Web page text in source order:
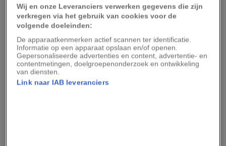
Het uitsterven van de Sympterichthys unipennis
toont aan hoe gevoelig deze familie van vissen is
voor verstoring van hun omgeving, bijvoorbeeld
door klimaatverandering, vernietiging van hun
leefgebied en vervuiling. De vissen kwamen
hoogstwaarschijnlijk vaak voor toen
Wij en onze Leveranciers verwerken gegevens die zijn
verkregen via het gebruik van cookies voor de
volgende doeleinden:
De apparaatkenmerken actief scannen ter identificatie.
Informatie op een apparaat opslaan en/of openen.
Gepersonaliseerde advertenties en content, advertentie- en
contentmetingen, doelgroepenonderzoek en ontwikkeling
van diensten.
Link naar IAB leveranciers